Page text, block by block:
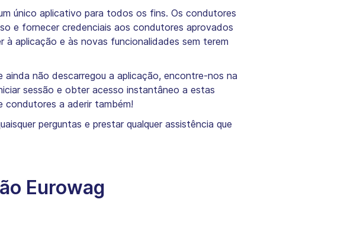
único aplicativo para todos os fins. Os condutores
e fornecer credenciais aos condutores aprovados
aplicação e às novas funcionalidades sem terem
não descarregou a aplicação, encontre-nos na
sessão e obter acesso instantâneo a estas
condutores a aderir também!
perguntas e prestar qualquer assistência que
Eurowag